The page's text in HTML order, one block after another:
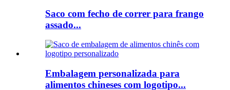
Saco com fecho de correr para frango
assado...
Embalagem personalizada para
alimentos chineses com logotipo...